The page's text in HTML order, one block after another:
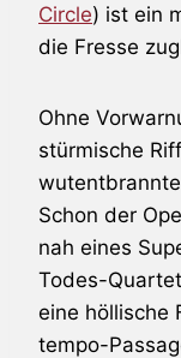
Circle) ist ein
die Fresse
Ohne
stürmische
Schon der
nah eines
Todes-
eine höllische
tempo-